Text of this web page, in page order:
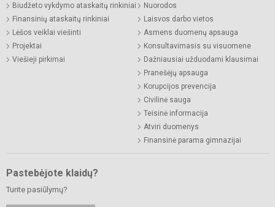
Biudžeto vykdymo ataskaitų rinkiniai
Finansinių ataskaitų rinkiniai
Lėšos veiklai viešinti
Projektai
Viešieji pirkimai
Nuorodos
Laisvos darbo vietos
Asmens duomenų apsauga
Konsultavimasis su visuomene
Dažniausiai užduodami klausimai
Pranešėjų apsauga
Korupcijos prevencija
Civilinė sauga
Teisinė informacija
Atviri duomenys
Finansinė parama gimnazijai
Pastebėjote klaidų?
Turite pasiūlymų?